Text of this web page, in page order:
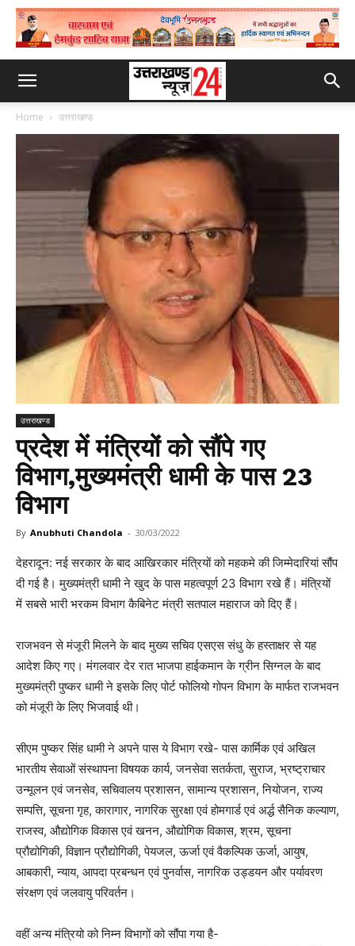
Home उत्तराखण्ड
उत्तराखण्ड
प्रदेश में मंत्रियों को सौंपे गए
विभाग,मुख्यमंत्री धामी के पास 23
विभाग
By Anubhuti Chandola - 30/03/2022
देहरादून: नई सरकार के बाद आखिरकार मंत्रियों को महकमे की जिम्मेदारियां सौंप
दी गई है। मुख्यमंत्री धामी ने खुद के पास महत्वपूर्ण 23 विभाग रखे हैं। मंत्रियों
में सबसे भारी भरकम विभाग कैबिनेट मंत्री सतपाल महाराज को दिए हैं।
राजभवन से मंजूरी मिलने के बाद मुख्य सचिव एसएस संधु के हस्ताक्षर से यह
आदेश किए गए। मंगलवार देर रात भाजपा हाईकमान के ग्रीन सिग्नल के बाद
मुख्यमंत्री पुष्कर धामी ने इसके लिए पोर्ट फोलियो गोपन विभाग के मार्फत राजभवन
को मंजूरी के लिए भिजवाई थी।
सीएम पुष्कर सिंह धामी ने अपने पास ये विभाग रखे- पास कार्मिक एवं अखिल
भारतीय सेवाओं संस्थापना विषयक कार्य, जनसेवा सतर्कता, सुराज, भ्रष्ट्राचार
उन्मूलन एवं जनसेव, सचिवालय प्रशासन, सामान्य प्रशासन, नियोजन, राज्य
सम्पत्ति, सूचना गृह, कारागार, नागरिक सुरक्षा एवं होमगार्ड एवं अर्द्ध सैनिक कल्याण,
राजस्व, औद्योगिक विकास एवं खनन, औद्योगिक विकास, श्रम, सूचना
प्रौद्योगिकी, विज्ञान प्रौद्योगिकी, पेयजल, ऊर्जा एवं वैकल्पिक ऊर्जा, आयुष,
आबकारी, न्याय, आपदा प्रबन्धन एवं पुनर्वास, नागरिक उड्डयन और पर्यावरण
संरक्षण एवं जलवायु परिवर्तन।
वहीं अन्य मंत्रियो को निम्न विभागों को सौंपा गया है-